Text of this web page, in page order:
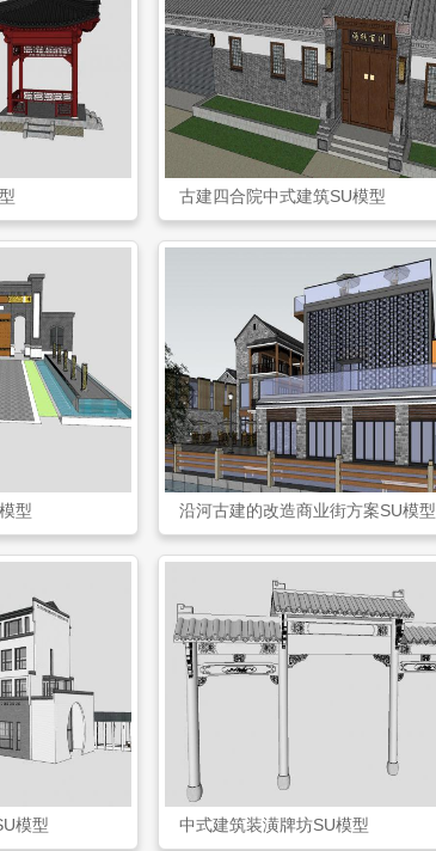
古建四合院中式建筑SU模型
型 沿河古建的改造商业街方案SU模型
模型 中式建筑装潢牌坊SU模型